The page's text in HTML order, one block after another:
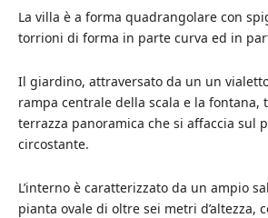
La villa è a forma quadrangolare con
torrioni di forma in parte curva ed in
Il giardino, attraversato da un un
rampa centrale della scala e la fontana,
terrazza panoramica che si affaccia sul
circostante.
L’interno è caratterizzato da un ampio
pianta ovale di oltre sei metri d’altezza,